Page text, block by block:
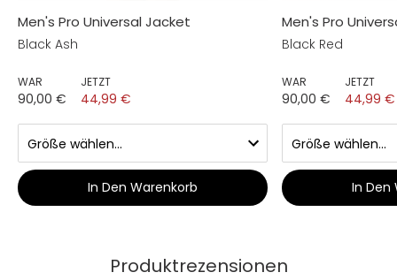
Men's Pro Universal Jacket
Black Ash
WAR
90,00 €
JETZT
44,99 €
In Den Warenkorb
Men's Pro
Black Red
WAR
90,00 €
JETZT
44,99 €
In Den
Produktrezensionen